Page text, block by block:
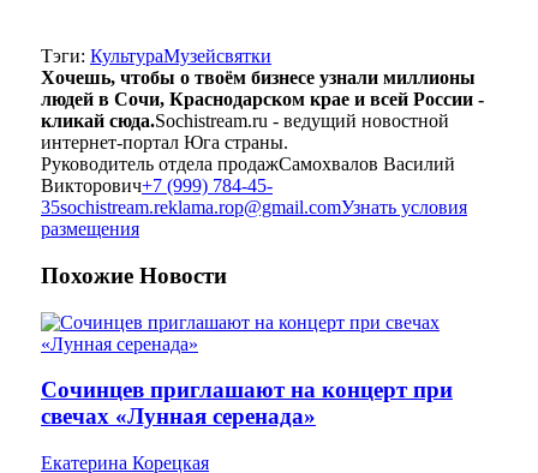
Тэги: КультураМузейсвятки
Хочешь, чтобы о твоём бизнесе узнали миллионы
людей в Сочи, Краснодарском крае и всей России -
кликай сюда.Sochistream.ru - ведущий новостной
интернет-портал Юга страны.
Руководитель отдела продажСамохвалов Василий
Викторович+7 (999) 784-45-
35sochistream.reklama.rop@gmail.comУзнать условия
размещения
Похожие Новости
Сочинцев приглашают на концерт при
свечах «Лунная серенада»
Екатерина Корецкая